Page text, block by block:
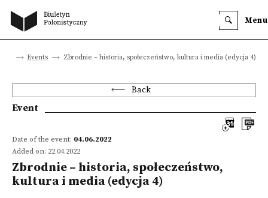
Menu
Events Zbrodnie – historia, społeczeństwo, kultura i media (edycja 4)
Back
Event
Date of the event: 04.06.2022
Added on: 22.04.2022
Zbrodnie – historia, społeczeństwo,
kultura i media (edycja 4)